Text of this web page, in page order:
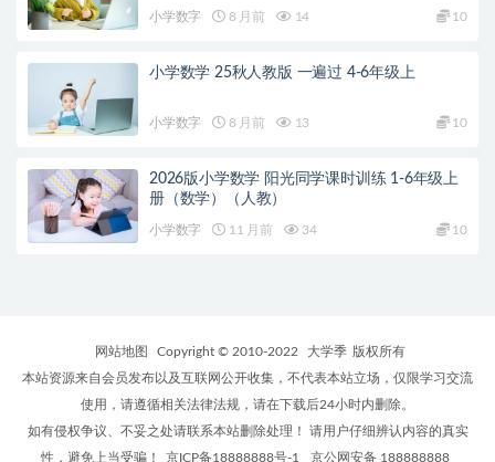
小学数字 8 月前 14 10
小学数学 25秋人教版 一遍过 4-6年级上
小学数字 8 月前 13 10
2026版小学数学 阳光同学课时训练 1-6年级上
册（数学）（人教）
小学数字 11 月前 34 10
网站地图 Copyright © 2010-2022 大学季 版权所有
本站资源来自会员发布以及互联网公开收集，不代表本站立场，仅限学习交流
使用，请遵循相关法律法规，请在下载后24小时内删除。
如有侵权争议、不妥之处请联系本站删除处理！ 请用户仔细辨认内容的真实
性，避免上当受骗！
京ICP备18888888号-1 京公网安备 188888888